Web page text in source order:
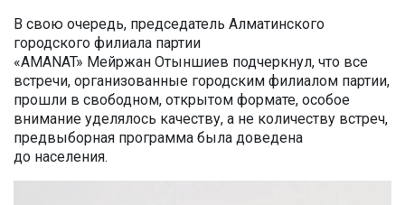
В свою очередь, председатель Алматинского
городского филиала партии
«AMANAT» Мейржан Отыншиев подчеркнул, что все
встречи, организованные городским филиалом партии,
прошли в свободном, открытом формате, особое
внимание уделялось качеству, а не количеству встреч,
предвыборная программа была доведена
до населения.